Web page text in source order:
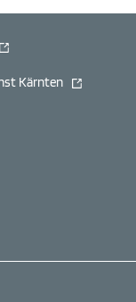
(öffnet in neuem Fenster)
Kärnten (öffnet in